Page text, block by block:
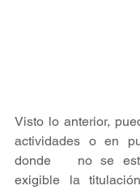
Visto lo anterior,
actividades o en
donde   no se
exigible la